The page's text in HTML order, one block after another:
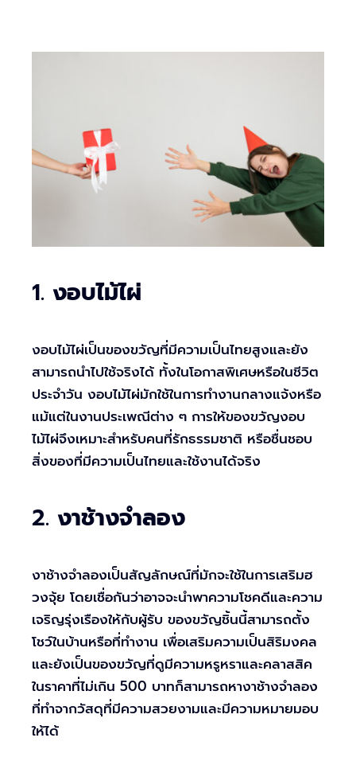
1. งอบไม้ไผ่
งอบไม้ไผ่เป็นของขวัญที่มีความเป็นไทยสูงและยัง
สามารถนำไปใช้จริงได้ ทั้งในโอกาสพิเศษหรือในชีวิต
ประจำวัน งอบไม้ไผ่มักใช้ในการทำงานกลางแจ้งหรือ
แม้แต่ในงานประเพณีต่าง ๆ การให้ของขวัญงอบ
ไม้ไผ่จึงเหมาะสำหรับคนที่รักธรรมชาติ หรือชื่นชอบ
สิ่งของที่มีความเป็นไทยและใช้งานได้จริง
2. งาช้างจำลอง
งาช้างจำลองเป็นสัญลักษณ์ที่มักจะใช้ในการเสริมฮ
วงจุ้ย โดยเชื่อกันว่าอาจจะนำพาความโชคดีและความ
เจริญรุ่งเรืองให้กับผู้รับ ของขวัญชิ้นนี้สามารถตั้ง
โชว์ในบ้านหรือที่ทำงาน เพื่อเสริมความเป็นสิริมงคล
และยังเป็นของขวัญที่ดูมีความหรูหราและคลาสสิค
ในราคาที่ไม่เกิน 500 บาทก็สามารถหางาช้างจำลอง
ที่ทำจากวัสดุที่มีความสวยงามและมีความหมายมอบ
ให้ได้